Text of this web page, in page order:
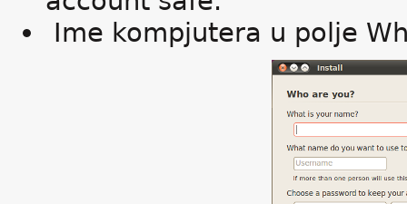
Ime kompjutera u polje